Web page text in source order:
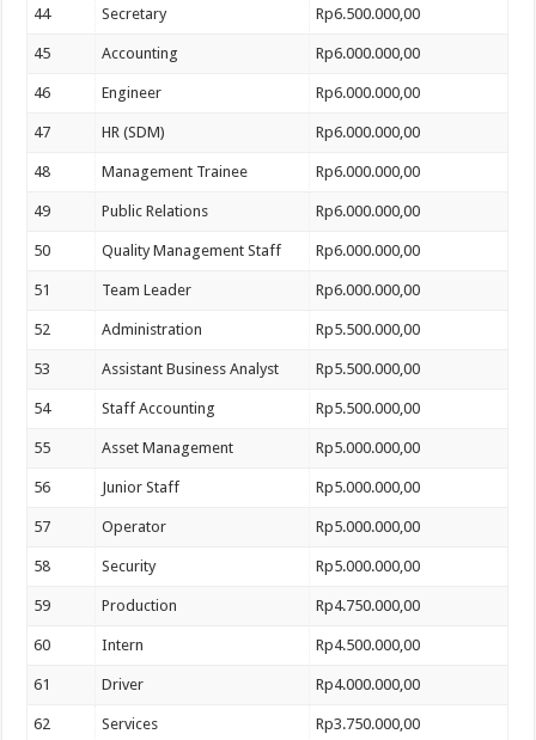
44 Secretary Rp6.500.000,00
45 Accounting Rp6.000.000,00
46 Engineer Rp6.000.000,00
47 HR (SDM) Rp6.000.000,00
48 Management Trainee Rp6.000.000,00
49 Public Relations Rp6.000.000,00
50 Quality Management Staff Rp6.000.000,00
51 Team Leader Rp6.000.000,00
52 Administration Rp5.500.000,00
53 Assistant Business Analyst Rp5.500.000,00
54 Staff Accounting Rp5.500.000,00
55 Asset Management Rp5.000.000,00
56 Junior Staff Rp5.000.000,00
57 Operator Rp5.000.000,00
58 Security Rp5.000.000,00
59 Production Rp4.750.000,00
60 Intern Rp4.500.000,00
61 Driver Rp4.000.000,00
62 Services Rp3.750.000,00